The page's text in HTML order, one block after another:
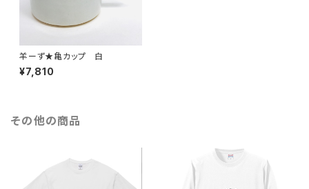
羊ーず★亀カップ 白
¥7,810
その他の商品